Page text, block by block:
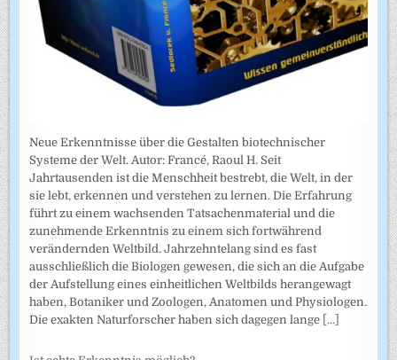
Neue Erkenntnisse über die Gestalten biotechnischer
Systeme der Welt. Autor: Francé, Raoul H. Seit
Jahrtausenden ist die Menschheit bestrebt, die Welt, in der
sie lebt, erkennen und verstehen zu lernen. Die Erfahrung
führt zu einem wachsenden Tatsachenmaterial und die
zunehmende Erkenntnis zu einem sich fortwährend
verändernden Weltbild. Jahrzehntelang sind es fast
ausschließlich die Biologen gewesen, die sich an die Aufgabe
der Aufstellung eines einheitlichen Weltbilds herangewagt
haben, Botaniker und Zoologen, Anatomen und Physiologen.
Die exakten Naturforscher haben sich dagegen lange [...]